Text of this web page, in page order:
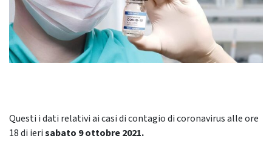
Questi i dati relativi ai casi di contagio di coronavirus alle ore
18 di ierisabato 9 ottobre2021.